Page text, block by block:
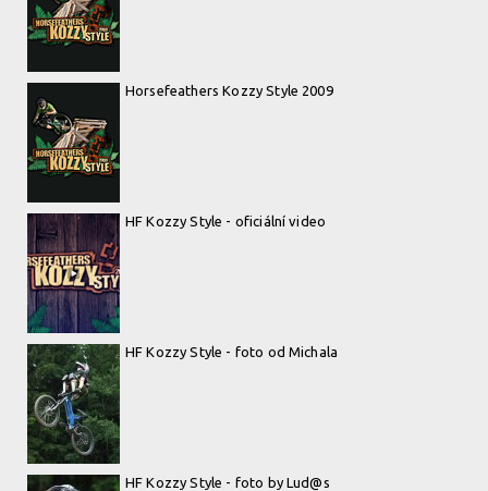
Horsefeathers Kozzy Style 2009
HF Kozzy Style - oficiální video
HF Kozzy Style - foto od Michala
HF Kozzy Style - foto by Lud@s